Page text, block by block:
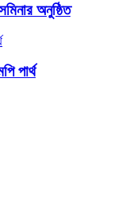
অনুষ্ঠিত
পার্থ